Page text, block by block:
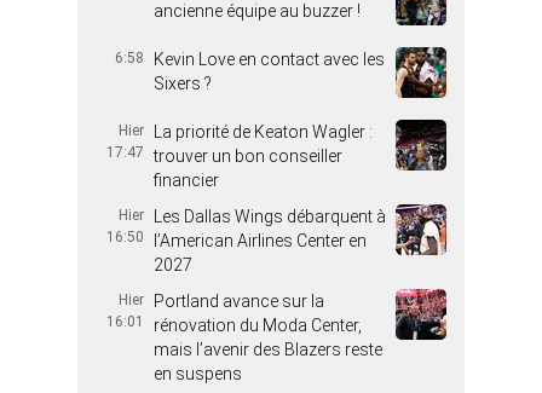
ancienne équipe au buzzer !
6:58
Kevin Love en contact avec les
Sixers ?
Hier
17:47
La priorité de Keaton Wagler :
trouver un bon conseiller
financier
Hier
16:50
Les Dallas Wings débarquent à
l’American Airlines Center en
2027
Hier
16:01
Portland avance sur la
rénovation du Moda Center,
mais l’avenir des Blazers reste
en suspens